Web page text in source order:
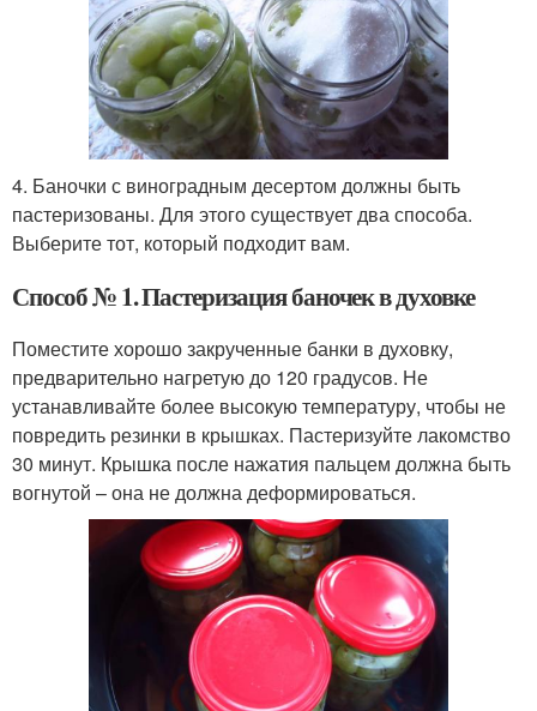
4. Баночки с виноградным десертом должны быть
пастеризованы. Для этого существует два способа.
Выберите тот, который подходит вам.
Способ № 1. Пастеризация баночек в духовке
Поместите хорошо закрученные банки в духовку,
предварительно нагретую до 120 градусов. Не
устанавливайте более высокую температуру, чтобы не
повредить резинки в крышках. Пастеризуйте лакомство
30 минут. Крышка после нажатия пальцем должна быть
вогнутой – она не должна деформироваться.